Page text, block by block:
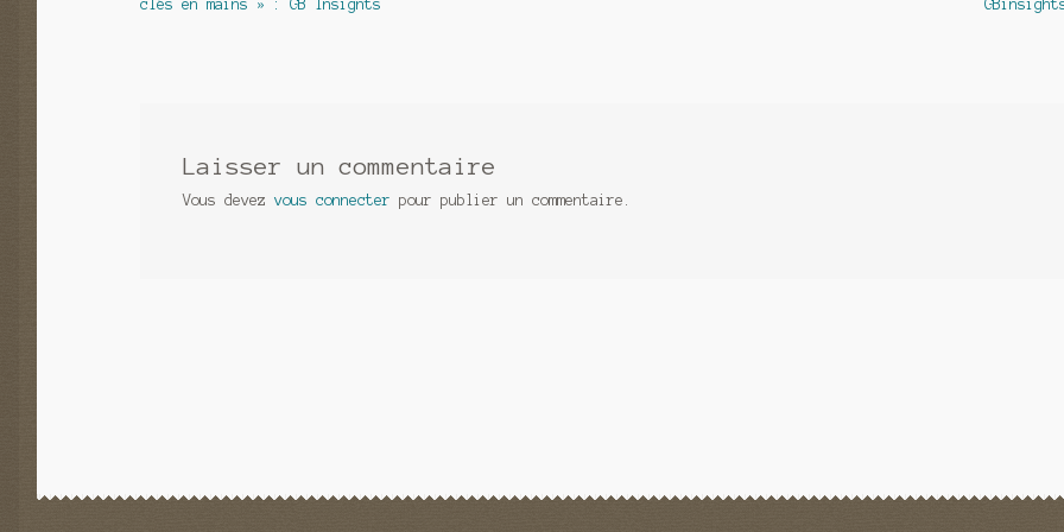
de
clés en mains » : GB Insignts
Laisser un commentaire
Vous devezvous connecter pour publier un commentaire.